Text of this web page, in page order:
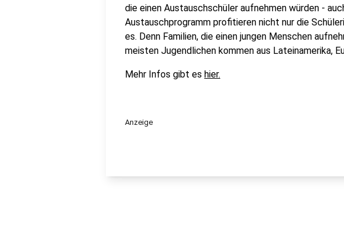
die einen Austauschschüler aufnehmen würden -
Austauschprogramm profitieren nicht nur die
es. Denn Familien, die einen jungen Menschen
meisten Jugendlichen kommen aus Lateinamerika,
Mehr Infos gibt es hier.
Anzeige